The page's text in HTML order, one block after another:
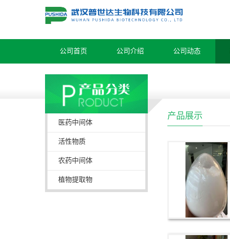
公司首页 公司介绍 公司动态
医药中间体
活性物质
农药中间体
植物提取物
产品展示